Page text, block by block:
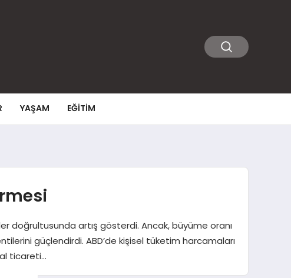
YAŞAM EĞITIM
doğrultusunda artış gösterdi. Ancak, büyüme oranı
güçlendirdi. ABD’de kişisel tüketim harcamaları
ticareti…